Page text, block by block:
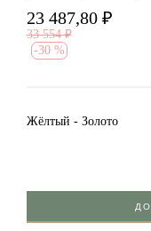
23 487,80 ₽
33 554 ₽
-30 %
Жёлтый - Золото